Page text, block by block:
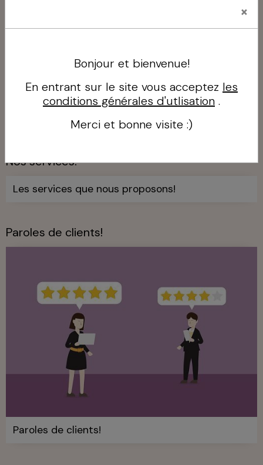
Qui est Joue le Jeu Vaison?
Nos services!
Les services que nous proposons!
Paroles de clients!
Paroles de clients!
×
Bonjour et bienvenue!
En entrant sur le site vous acceptez les
conditions générales d'utlisation .
Merci et bonne visite :)